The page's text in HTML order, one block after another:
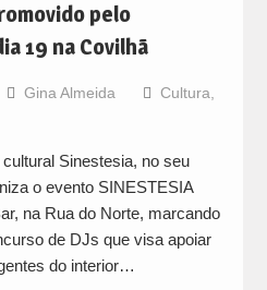
pelo
19 na Covilhã
Gina Almeida Cultura,
Sinestesia, no seu
o evento SINESTESIA
na Rua do Norte, marcando
de DJs que visa apoiar
do interior…